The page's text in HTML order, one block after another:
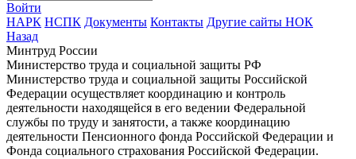
Войти
НАРК НСПК Документы Контакты Другие сайты НОК
Назад
Минтруд России
Министерство труда и социальной защиты РФ
Министерство труда и социальной защиты Российской
Федерации осуществляет координацию и контроль
деятельности находящейся в его ведении Федеральной
службы по труду и занятости, а также координацию
деятельности Пенсионного фонда Российской Федерации и
Фонда социального страхования Российской Федерации.